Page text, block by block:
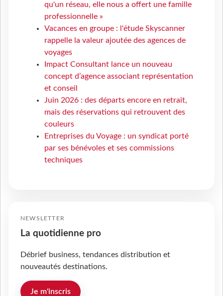
qu'un réseau, elle nous a offert une famille
professionnelle »
Vacances en groupe : l'étude Skyscanner
rappelle la valeur ajoutée des agences de
voyages
Impact Consultant lance un nouveau
concept d’agence associant représentation
et conseil
Juin 2026 : des départs encore en retrait,
mais des réservations qui retrouvent des
couleurs
Entreprises du Voyage : un syndicat porté
par ses bénévoles et ses commissions
techniques
NEWSLETTER
La quotidienne pro
Débrief business, tendances distribution et
nouveautés destinations.
Je m'inscris